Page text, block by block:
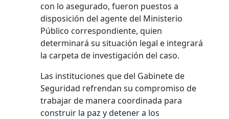
con lo asegurado, fueron puestos a
disposición del agente del Ministerio
Público correspondiente, quien
determinará su situación legal e integrará
la carpeta de investigación del caso.
Las instituciones que del Gabinete de
Seguridad refrendan su compromiso de
trabajar de manera coordinada para
construir la paz y detener a los